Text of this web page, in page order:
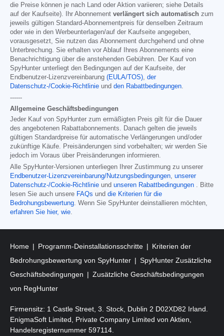
die Preise können je nach Land oder Aktion variieren; siehe Details
auf der Kaufseite). Ihr Abonnement verlängert sich automatisch zum
jeweils gültigen Standard-Abonnementpreis für denselben Zeitraum
oder wie in den Werbeunterlagen/auf der Kaufseite angegeben,
vorausgesetzt, Sie nutzen das Abonnement durchgehend und ohne
Unterbrechung. Sie erhalten vor Ablauf Ihres Abonnements eine
Benachrichtigung über die anstehenden Gebühren. Der Kauf von
SpyHunter unterliegt den Bedingungen auf der Kaufseite, der
Endbenutzer-Lizenzvereinbarung (EULA/TOS), der
Datenschutz-/Cookie-Richtlinie und den Rabattbedingungen.
------
Allgemeine Geschäftsbedingungen
Jeder Kauf von SpyHunter zum ermäßigten Preis gilt für die Dauer
des angebotenen Rabattabonnements. Danach gelten die jeweils
gültigen Standardpreise für automatische Verlängerungen und/oder
zukünftige Käufe. Preisänderungen sind vorbehalten; wir werden Sie
jedoch im Voraus über Preisänderungen informieren.
Alle SpyHunter-Versionen unterliegen Ihrer Zustimmung zu unserer
Endbenutzer-Lizenzvereinbarung/Nutzungsbedingungen, unserer
Datenschutz-/Cookie-Richtlinie und unseren Rabattbedingungen . Bitte
lesen Sie auch unsere FAQs und die Kriterien für die
Bedrohungsbewertung. Wenn Sie SpyHunter deinstallieren möchten,
erfahren Sie hier, wie.
Home Programm-Deinstallationsschritte
Kriterien der
Bedrohungsbewertung von SpyHunter
SpyHunter Zusätzliche
Geschäftsbedingungen
Zusätzliche Geschäftsbedingungen
von RegHunter
Firmensitz: 1 Castle Street, 3. Stock, Dublin 2 D02XD82 Irland.
EnigmaSoft Limited, Private Company Limited von Aktien,
Handelsregisternummer 597114.